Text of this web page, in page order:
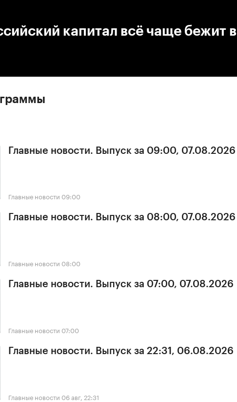
капитал всё чаще бежит в
Главные новости. Выпуск за 09:00, 07.08.2026
Главные новости 09:00
Главные новости. Выпуск за 08:00, 07.08.2026
Главные новости 08:00
Главные новости. Выпуск за 07:00, 07.08.2026
Главные новости 07:00
Главные новости. Выпуск за 22:31, 06.08.2026
Главные новости 06 авг, 22:31